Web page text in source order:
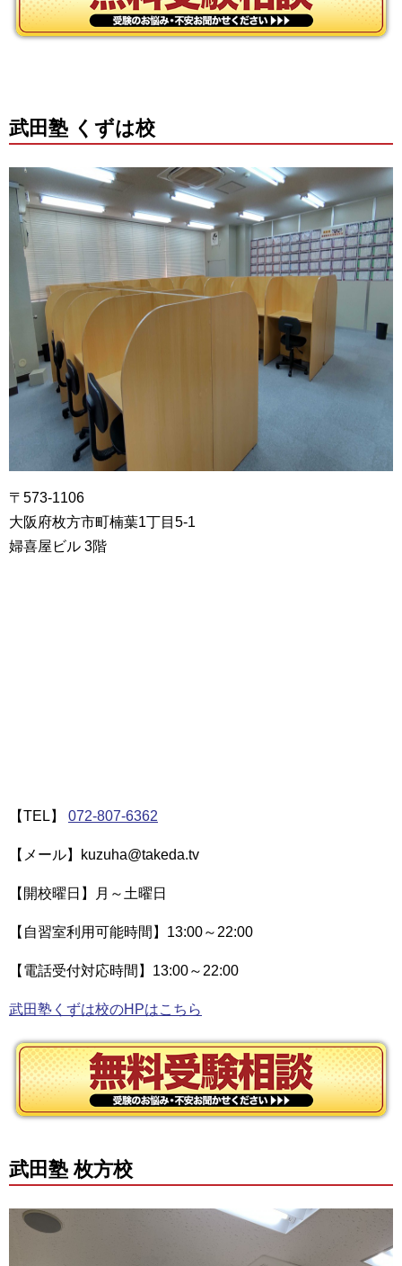
武田塾 くずは校
〒573-1106
大阪府枚方市町楠葉1丁目5-1
婦喜屋ビル 3階
【TEL】 072-807-6362
【メール】kuzuha@takeda.tv
【開校曜日】月～土曜日
【自習室利用可能時間】13:00～22:00
【電話受付対応時間】13:00～22:00
武田塾くずは校のHPはこちら
武田塾 枚方校